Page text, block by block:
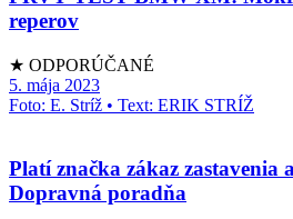
reperov
★ ODPORÚČANÉ
5. mája 2023
Foto: E. Stríž • Text: ERIK STRÍŽ
Platí značka zákaz zastavenia
Dopravná poradňa